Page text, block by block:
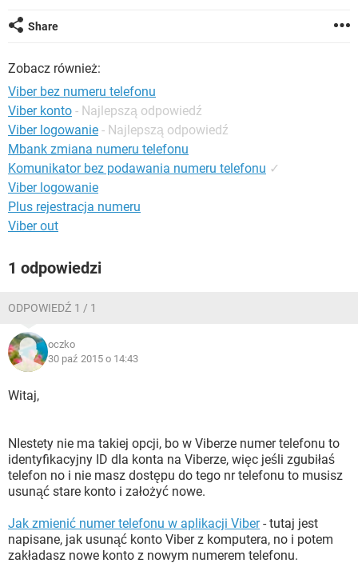
Share
Zobacz również:
Viber bez numeru telefonu
Viber konto - Najlepszą odpowiedź
Viber logowanie - Najlepszą odpowiedź
Mbank zmiana numeru telefonu
Komunikator bez podawania numeru telefonu ✓
Viber logowanie
Plus rejestracja numeru
Viber out
1 odpowiedzi
ODPOWIEDŹ 1 / 1
oczko
30 paź 2015 o 14:43
Witaj,
NIestety nie ma takiej opcji, bo w Viberze numer telefonu to
identyfikacyjny ID dla konta na Viberze, więc jeśli zgubiłaś
telefon no i nie masz dostępu do tego nr telefonu to musisz
usunąć stare konto i założyć nowe.
Jak zmienić numer telefonu w aplikacji Viber- tutaj jest
napisane, jak usunąć konto Viber z komputera, no i potem
zakładasz nowe konto z nowym numerem telefonu.